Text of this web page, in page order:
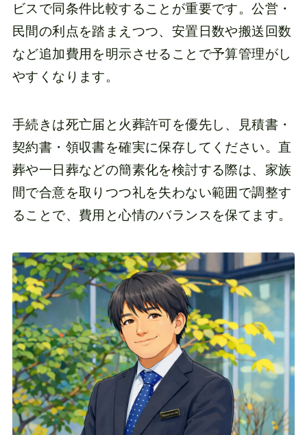
ビスで同条件比較することが重要です。公営・
民間の利点を踏まえつつ、安置日数や搬送回数
など追加費用を明示させることで予算管理がし
やすくなります。
手続きは死亡届と火葬許可を優先し、見積書・
契約書・領収書を確実に保存してください。直
葬や一日葬などの簡素化を検討する際は、家族
間で合意を取りつつ礼を失わない範囲で調整す
ることで、費用と心情のバランスを保てます。